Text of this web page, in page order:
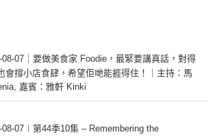
08-07｜要做美食家 Foodie，最緊要講真話，對得
會撐小店食肆，希望佢哋能捱得住！｜主持：馬
嘉賓：雅軒 Kinki
08-07︱第44季10集 – Remembering the